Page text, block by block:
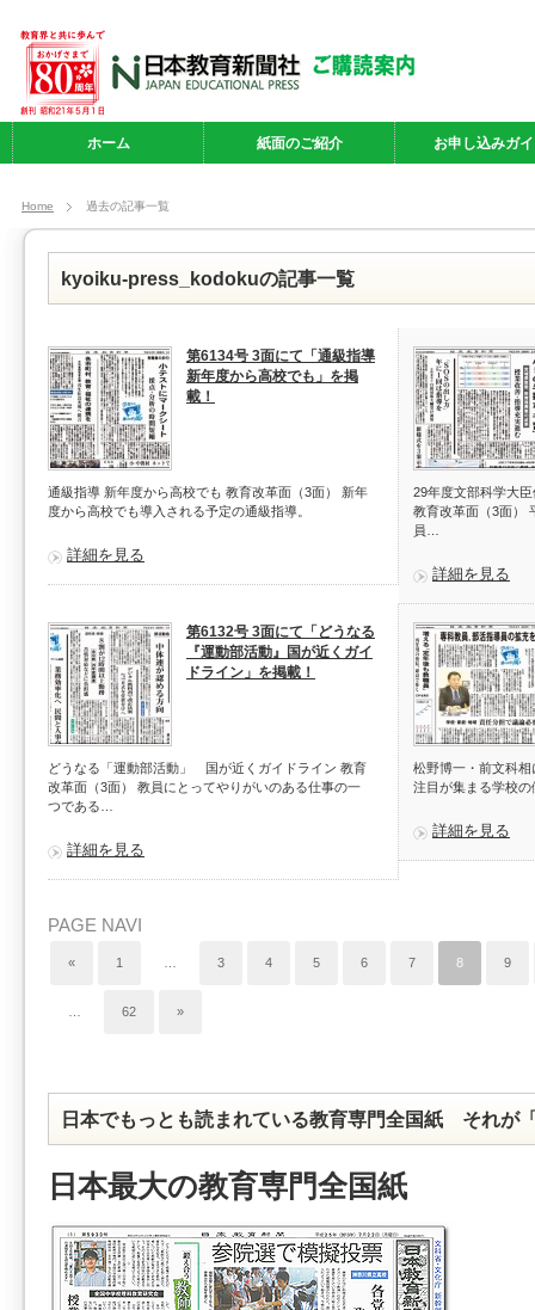
ホーム 紙面のご紹介 お申し込みガ
Home 過去の記事一覧
kyoiku-press_kodokuの記事一覧
第6134号 3面にて「通級指導
新年度から高校でも」を掲
載！
通級指導 新年度から高校でも 教育改革面（3面） 新年
度から高校でも導入される予定の通級指導。
詳細を見る
29年度文部科学大
教育改革面（3面）
員…
詳細を見る
第6132号 3面にて「どうなる
『運動部活動』国が近くガイ
ドライン」を掲載！
どうなる「運動部活動」 国が近くガイドライン 教育
改革面（3面） 教員にとってやりがいのある仕事の一
つである…
詳細を見る
松野博一・前文科
注目が集まる学校
詳細を見る
PAGE NAVI
« 1 3 4 5 6 7 8 9
62 »
日本でもっとも読まれている教育専門全国紙 それが
日本最大の教育専門全国紙